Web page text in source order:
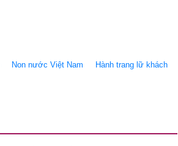
Non nước Việt Nam Hành trang lữ khách